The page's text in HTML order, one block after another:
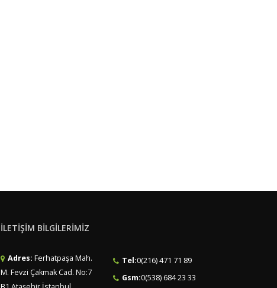
İLETİŞİM BİLGİLERİMİZ
Adres: Ferhatpaşa Mah.
M. Fevzi Çakmak Cad. No:7
Tel:0(216) 471 71 89
Gsm:0(538) 684 23 33